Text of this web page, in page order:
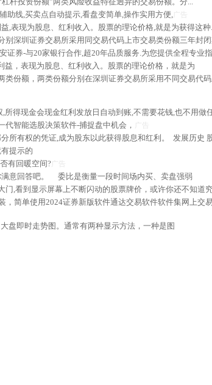
助线,买卖点自动提示,看盘变简单,操作实用方便, 广告
表现为股息、红利收入。股票的理论价格,就是为获得这种...
深圳证券交易所采用同交易代码上市交易类份额三年封
证券-与20家银行合作,超20年品质服务.为您提供全程专业
，表现为股息、红利收入。股票的理论价格，就是为
份额，两类份额分别在深圳证券交易所采用不同交易代
得现金会现金红利发放日自动到账,不需要花钱,也不用做任
代智能选股决策软件-捕捉盘中机会， 广告
所有权的凭证,成为股东以此获得股息和红利。 发展历史 股
有提示的
有回暖空间? 广告
意回答吧。 委比是衡量一段时间场内买、卖盘强弱
,看到显示屏幕上不断闪动的股票牌价，或许你还不知道
，简单使用2024证券新版软件通达交易软件软件集网上交
盘即时走势图。通常有两种显示方法，一种是图